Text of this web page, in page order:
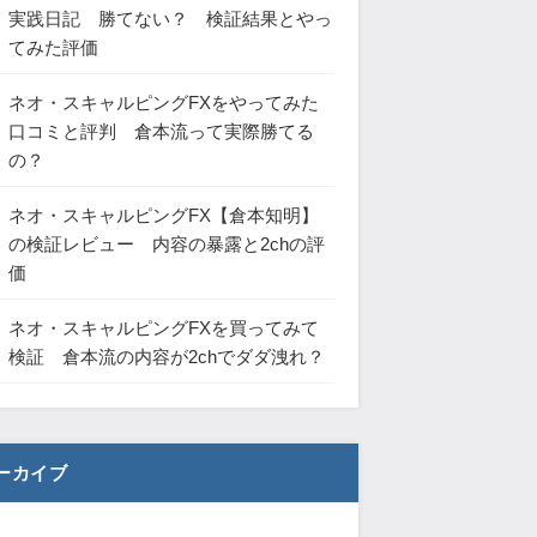
実践日記 勝てない？ 検証結果とやっ
てみた評価
ネオ・スキャルピングFXをやってみた
口コミと評判 倉本流って実際勝てる
の？
ネオ・スキャルピングFX【倉本知明】
の検証レビュー 内容の暴露と2chの評
価
ネオ・スキャルピングFXを買ってみて
検証 倉本流の内容が2chでダダ洩れ？
カイブ